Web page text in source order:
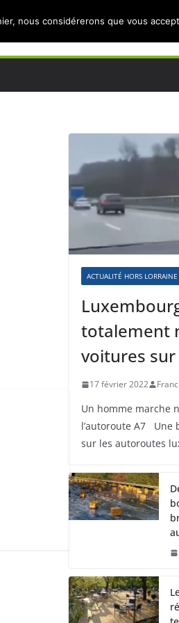
ACTUALITÉ HORS LORRAINE
totalement
voitures sur
17 février 2022
Un homme marche
l’autoroute A7 Une
sur les autoroutes
nous considérerons que vous